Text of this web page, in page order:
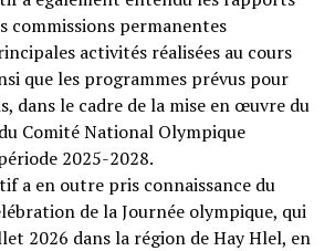
commissions permanentes
activités réalisées au cours
que les programmes prévus pour
dans le cadre de la mise en œuvre du
Comité National Olympique
2025-2028.
a en outre pris connaissance du
de la Journée olympique, qui
2026 dans la région de Hay Hlel, en